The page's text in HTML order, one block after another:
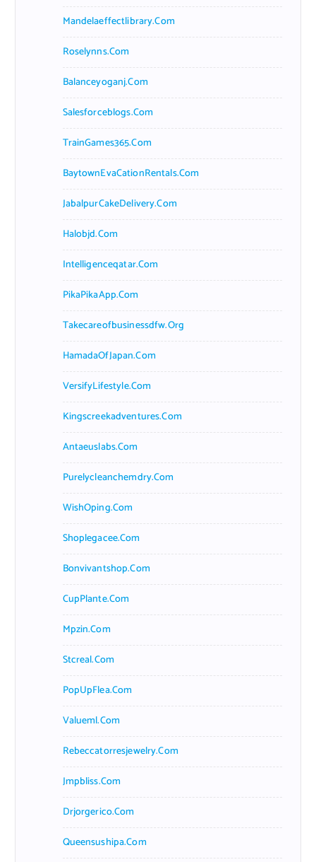
Mandelaeffectlibrary.com
Roselynns.com
Balanceyoganj.com
Salesforceblogs.com
TrainGames365.com
BaytownEvaCationRentals.com
JabalpurCakeDelivery.com
Halobjd.com
Intelligenceqatar.com
PikaPikaApp.com
Takecareofbusinessdfw.org
HamadaOfJapan.com
VersifyLifestyle.com
Kingscreekadventures.com
Antaeuslabs.com
Purelycleanchemdry.com
WishOping.com
Shoplegacee.com
Bonvivantshop.com
CupPlante.com
Mpzin.com
Stcreal.com
PopUpFlea.com
Valueml.com
Rebeccatorresjewelry.com
Jmpbliss.com
Drjorgerico.com
Queensushipa.com